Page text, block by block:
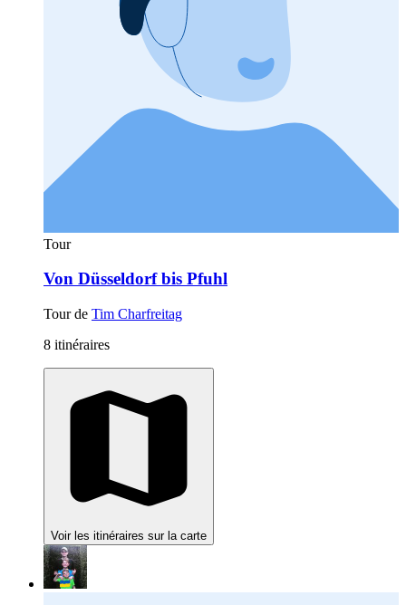
Tour
Von Düsseldorf bis Pfuhl
Tour de Tim Charfreitag
8 itinéraires
Voir les itinéraires sur la carte